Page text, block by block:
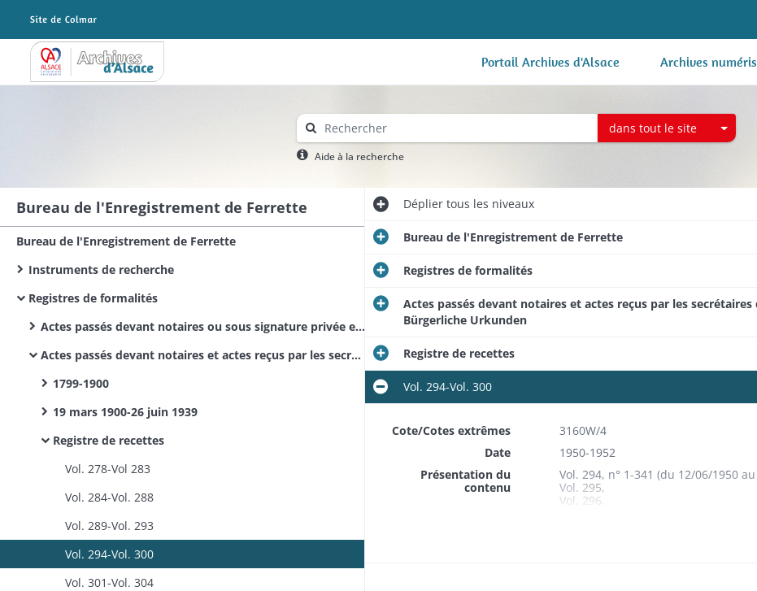
Archives Alsace - Colmar Portail Archives d'Alsace Archives
dans tout le site
Aide à la recherche
Bureau de l'Enregistrement de Ferrette
Bureau de l'Enregistrement de Ferrette
Instruments de recherche
Registres de formalités
Actes passés devant notaires ou sous signature privée et actes reçus par les secrétaires des corps municipaux et administratifs
Actes passés devant notaires et actes reçus par les secrétaires des corps administratifs / Actes civils publics / Bürgerliche Urkunden
1799-1900
19 mars 1900-26 juin 1939
Registre de recettes
Vol. 278-Vol 283
Vol. 284-Vol. 288
Vol. 289-Vol. 293
Vol. 294-Vol. 300
Vol. 301-Vol. 304
Dépliertous les niveaux
Bureau de l'Enregistrement de Ferrette
Registres de formalités
Actes passés devant notaires et actes reçus par les
Bürgerliche Urkunden
Registre de recettes
Vol. 294-Vol. 300
Cote/Cotes extrêmes
3160W/4
Date
1950-1952
Présentation du
contenu
Vol. 294, n° 1-341 (du 12/06/1950
Vol. 295,
Vol. 296,
Vol. 298, n° 1-381 (du 29/06/1951